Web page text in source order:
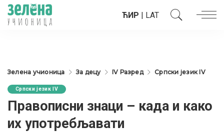
ЋИР | LAT
Зелена учионица За децу IV Разред Српски језик IV
Српски језик IV
Правописни знаци – када и како
их употребљавати